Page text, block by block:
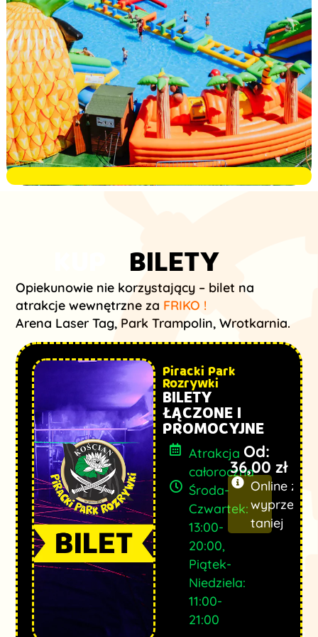
BILETY
Opiekunowie nie korzystający – bilet na
atrakcje wewnętrzne za FRIKO !
Arena Laser Tag, Park Trampolin, Wrotkarnia.
Piracki Park
Rozrywki
BILETY
ŁĄCZONE I
PROMOCYJNE
Atrakcja
całoroczna
Środa-
Czwartek:
13:00-
20:00,
Piątek-
Niedziela:
11:00-
21:00
Od:
36,00 zł
Online z
taniej